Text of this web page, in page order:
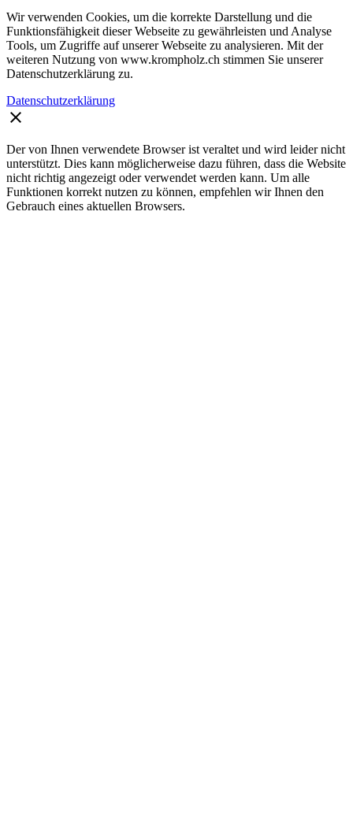
Wir verwenden Cookies, um die korrekte Darstellung und die
Funktionsfähigkeit dieser Webseite zu gewährleisten und Analyse
Tools, um Zugriffe auf unserer Webseite zu analysieren. Mit der
weiteren Nutzung von www.krompholz.ch stimmen Sie unserer
Datenschutzerklärung zu.
Datenschutzerklärung
clear
Der von Ihnen verwendete Browser ist veraltet und wird leider nicht
unterstützt. Dies kann möglicherweise dazu führen, dass die Website
nicht richtig angezeigt oder verwendet werden kann. Um alle
Funktionen korrekt nutzen zu können, empfehlen wir Ihnen den
Gebrauch eines aktuellen Browsers.